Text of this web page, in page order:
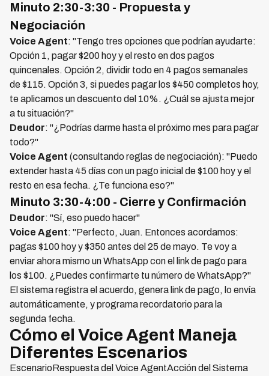
Minuto 2:30-3:30 - Propuesta y
Negociación
Voice Agent: "Tengo tres opciones que podrían ayudarte:
Opción 1, pagar $200 hoy y el resto en dos pagos
quincenales. Opción 2, dividir todo en 4 pagos semanales
de $115. Opción 3, si puedes pagar los $450 completos hoy,
te aplicamos un descuento del 10%. ¿Cuál se ajusta mejor
a tu situación?"
Deudor: "¿Podrías darme hasta el próximo mes para pagar
todo?"
Voice Agent (consultando reglas de negociación): "Puedo
extender hasta 45 días con un pago inicial de $100 hoy y el
resto en esa fecha. ¿Te funciona eso?"
Minuto 3:30-4:00 - Cierre y Confirmación
Deudor: "Sí, eso puedo hacer"
Voice Agent: "Perfecto, Juan. Entonces acordamos:
pagas $100 hoy y $350 antes del 25 de mayo. Te voy a
enviar ahora mismo un WhatsApp con el link de pago para
los $100. ¿Puedes confirmarte tu número de WhatsApp?"
El sistema registra el acuerdo, genera link de pago, lo envía
automáticamente, y programa recordatorio para la
segunda fecha.
Cómo el Voice Agent Maneja
Diferentes Escenarios
EscenarioRespuesta del Voice AgentAcción del Sistema